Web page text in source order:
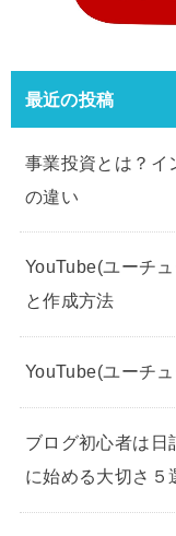
最近の投稿
事業投資とは？イ
の違い
YouTube(ユーチ
と作成方法
YouTube(ユーチ
ブログ初心者は日
に始める大切さ５